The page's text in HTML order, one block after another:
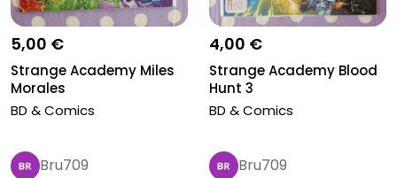
5,00 €
Strange Academy Miles
Morales
BD & Comics
4,00 €
Strange Academy Blood
Hunt 3
BD & Comics
Bru709 Bru709